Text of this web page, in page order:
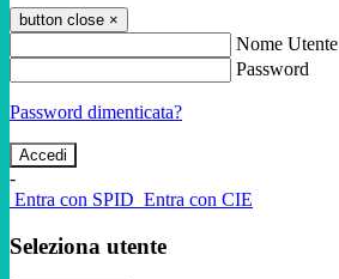
button close ×
Nome Utente
Password
Password dimenticata?
-
Entra con SPID Entra con CIE
Seleziona utente